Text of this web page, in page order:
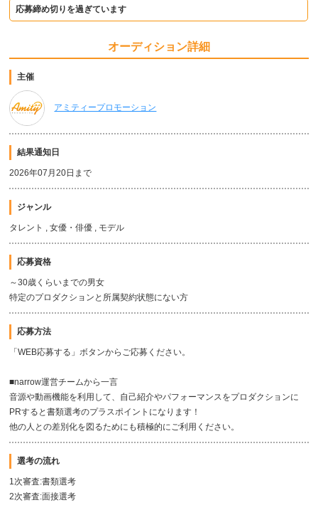
応募締め切りを過ぎています
オーディション詳細
主催
アミティープロモーション
結果通知日
2026年07月20日まで
ジャンル
タレント , 女優・俳優 , モデル
応募資格
～30歳くらいまでの男女
特定のプロダクションと所属契約状態にない方
応募方法
「WEB応募する」ボタンからご応募ください。
■narrow運営チームから一言
音源や動画機能を利用して、自己紹介やパフォーマンスをプロダクションに
PRすると書類選考のプラスポイントになります！
他の人との差別化を図るためにも積極的にご利用ください。
選考の流れ
1次審査:書類選考
2次審査:面接選考